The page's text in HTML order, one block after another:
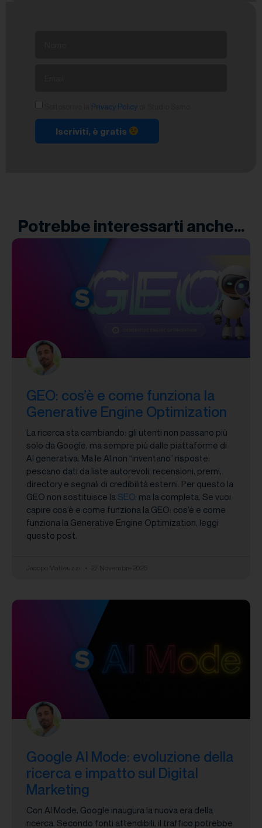
Privacy Policy
Iscriviti, è gratis
Potrebbe interessarti anche...
GEO: cos’è e come funziona la
Generative Engine Optimization
La ricerca sta cambiando: gli utenti non passano più
solo da Google, ma sempre più dalle piattaforme di
AI generativa. Ma le AI non “inventano” risposte:
pescano dati da liste autorevoli, recensioni, premi,
directory e segnali di credibilità esterni. Per questo la
GEO non sostituisce la SEO , ma la completa. Se vuoi
capire cos’è e come funziona la GEO: cos’è e come
funziona la Generative Engine Optimization, leggi
questo post.
Google AI Mode: evoluzione della
ricerca e impatto sul Digital
Marketing
Con AI Mode, Google inaugura la nuova era della
ricerca. Secondo fonti attendibili, il traffico potrebbe